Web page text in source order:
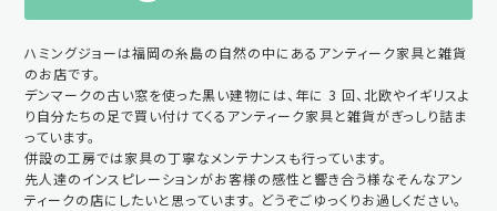
ハミングジョーは福岡の糸島の自然の中にあるアンティーク家具と雑貨
のお店です。
デンマークの古い窓を使った黒い建物には、年に 3 回、北欧やイギリスよ
り自分たちの足で買い付けてくるアンティーク家具と雑貨がぎっしり詰ま
っています。
併設の工房では家具の丁寧なメンテナンスも行っています。
先人達のインスピレーションがお客様の感性と響き合う様なそんなアン
ティークの店にしたいと思っています。 どうぞごゆっくりお過しください。